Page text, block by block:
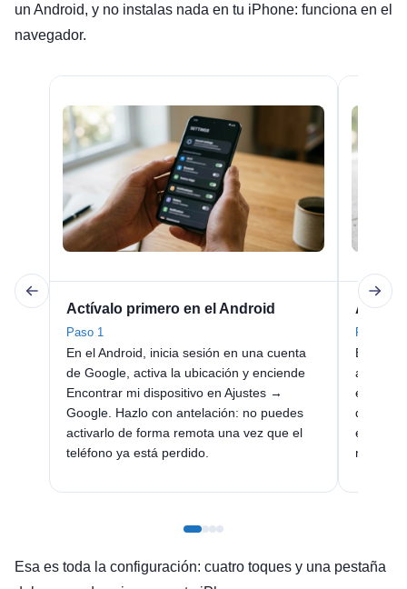
un Android, y no instalas nada en tu iPhone: funciona en el
navegador.
Actívalo primero en el Android
Paso 1
En el Android, inicia sesión en una cuenta
de Google, activa la ubicación y enciende
Encontrar mi dispositivo en Ajustes →
Google. Hazlo con antelación: no puedes
activarlo de forma remota una vez que el
teléfono ya está perdido.
Abre
Paso 2
En tu
que
en el
Esa es toda la configuración: cuatro toques y una pestaña